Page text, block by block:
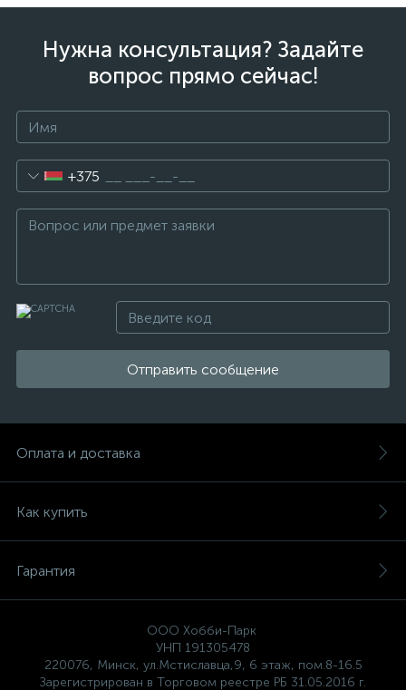
Нужна консультация? Задайте
вопрос прямо сейчас!
+375
Отправить сообщение
Оплата и доставка
Как купить
Гарантия
ООО Хобби-Парк
УНП 191305478
220076, Минск, ул.Мстиславца,9, 6 этаж, пом.8-16.5
Зарегистрирован в Торговом реестре РБ 31.05.2016 г.